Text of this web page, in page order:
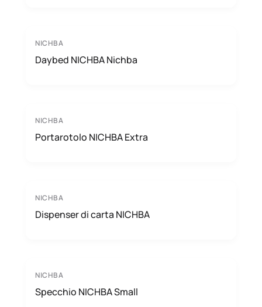
NICHBA
Daybed NICHBA Nichba
NICHBA
Portarotolo NICHBA Extra
NICHBA
Dispenser di carta NICHBA
NICHBA
Specchio NICHBA Small